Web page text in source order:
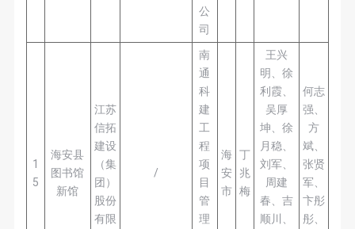
公
司
1
5
海安县
图书馆
新馆
江苏
信拓
建设
（集
团）
股份
有限
/
南
通
科
建
工
程
项
目
管
理
海
安
市
丁
兆
梅
王兴
明、徐
利霞、
吴厚
坤、徐
月稳、
刘军、
周建
春、吉
顺川、
何志
强、
方
斌、
张贤
军、
卞彤
彤、